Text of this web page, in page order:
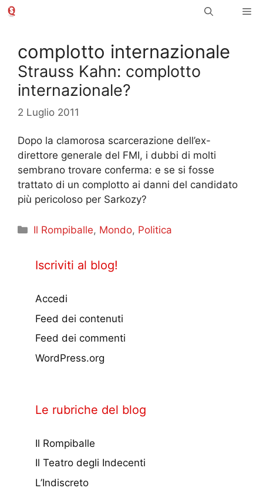
Vai
complotto internazionale
Strauss Kahn: complotto
internazionale?
2 Luglio 2011
Dopo la clamorosa scarcerazione dell’ex-
direttore generale del FMI, i dubbi di molti
sembrano trovare conferma: e se si fosse
trattato di un complotto ai danni del candidato
più pericoloso per Sarkozy?
Categorie
Il Rompiballe, Mondo, Politica
Iscriviti al blog!
Accedi
Feed dei contenuti
Feed dei commenti
WordPress.org
Le rubriche del blog
Il Rompiballe
Il Teatro degli Indecenti
L’Indiscreto